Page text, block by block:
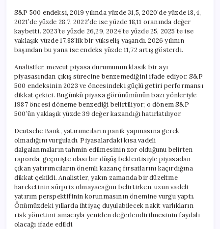
S&P 500 endeksi, 2019 yılında yüzde 31,5, 2020’de yüzde 18,4,
2021’de yüzde 28,7, 2022’de ise yüzde 18,11 oranında değer
kaybetti. 2023’te yüzde 26,29, 2024’te yüzde 25, 2025’te ise
yaklaşık yüzde 17,88’lik bir yükseliş yaşandı. 2026 yılının
başından bu yana ise endeks yüzde 11,72 artış gösterdi.
Analistler, mevcut piyasa durumunun klasik bir ayı
piyasasından çıkış sürecine benzemediğini ifade ediyor. S&P
500 endeksinin 2023 ve öncesindeki güçlü getiri performansı
dikkat çekici. Bugünkü piyasa görünümünün bazı yönleriyle
1987 öncesi döneme benzediği belirtiliyor; o dönem S&P
500’ün yaklaşık yüzde 39 değer kazandığı hatırlatılıyor.
Deutsche Bank, yatırımcıların panik yapmasına gerek
olmadığını vurguladı. Piyasalardaki kısa vadeli
dalgalanmaların tahmin edilmesinin zor olduğunu belirten
raporda, geçmişte olası bir düşüş beklentisiyle piyasadan
çıkan yatırımcıların önemli kazanç fırsatlarını kaçırdığına
dikkat çekildi. Analistler, yakın zamanda bir düzeltme
hareketinin sürpriz olmayacağını belirtirken, uzun vadeli
yatırım perspektifinin korunmasının önemine vurgu yaptı.
Önümüzdeki yıllarda ihtiyaç duyulabilecek nakit varlıkların
risk yönetimi amacıyla yeniden değerlendirilmesinin faydalı
olacağı ifade edildi.